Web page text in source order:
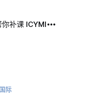
你补课 ICYMI
国际